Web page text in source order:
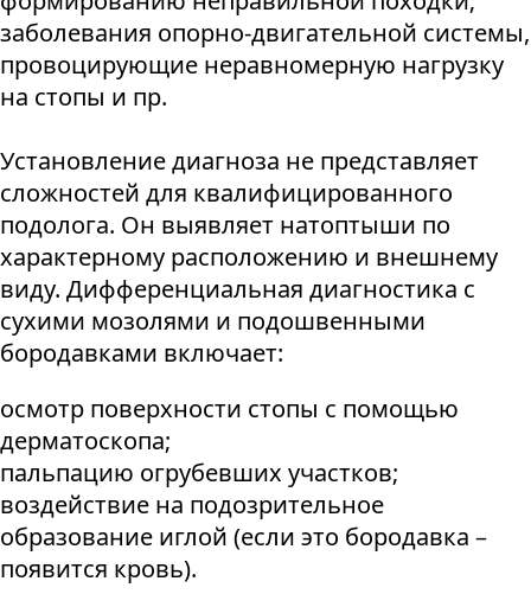
заболевания опорно-двигательной системы,
провоцирующие неравномерную нагрузку
на стопы и пр.
Установление диагноза не представляет
сложностей для квалифицированного
подолога. Он выявляет натоптыши по
характерному расположению и внешнему
виду. Дифференциальная диагностика с
сухими мозолями и подошвенными
бородавками включает:
осмотр поверхности стопы с помощью
дерматоскопа;
пальпацию огрубевших участков;
воздействие на подозрительное
образование иглой (если это бородавка –
появится кровь).